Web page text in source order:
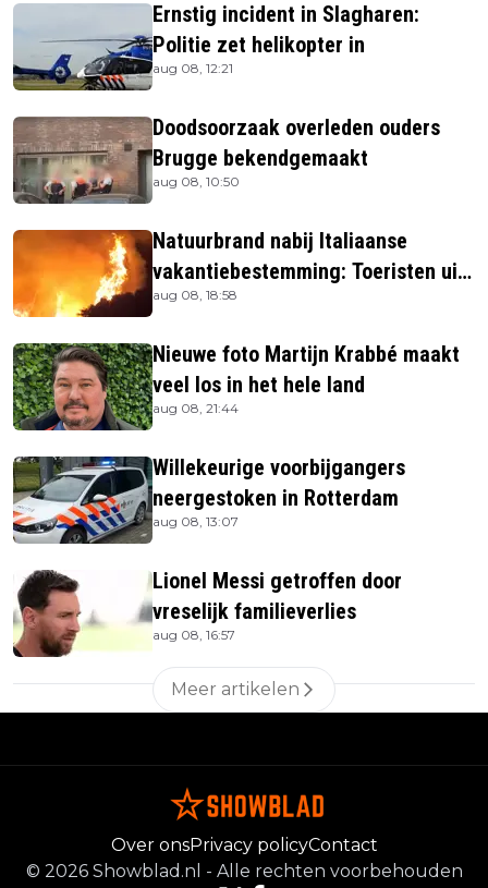
Ernstig incident in Slagharen:
Politie zet helikopter in
aug 08, 12:21
Doodsoorzaak overleden ouders
Brugge bekendgemaakt
aug 08, 10:50
Natuurbrand nabij Italiaanse
vakantiebestemming: Toeristen uit
verblijven gehaald
aug 08, 18:58
Nieuwe foto Martijn Krabbé maakt
veel los in het hele land
aug 08, 21:44
Willekeurige voorbijgangers
neergestoken in Rotterdam
aug 08, 13:07
Lionel Messi getroffen door
vreselijk familieverlies
aug 08, 16:57
Meer artikelen
Over onsPrivacy policyContact
© 2026 Showblad.nl - Alle rechten voorbehouden